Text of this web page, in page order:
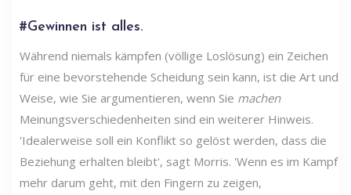
#Gewinnen ist alles.
Während niemals kämpfen (völlige Loslösung) ein Zeichen
für eine bevorstehende Scheidung sein kann, ist die Art und
Weise, wie Sie argumentieren, wenn Sie machen
Meinungsverschiedenheiten sind ein weiterer Hinweis.
'Idealerweise soll ein Konflikt so gelöst werden, dass die
Beziehung erhalten bleibt', sagt Morris. 'Wenn es im Kampf
mehr darum geht, mit den Fingern zu zeigen,